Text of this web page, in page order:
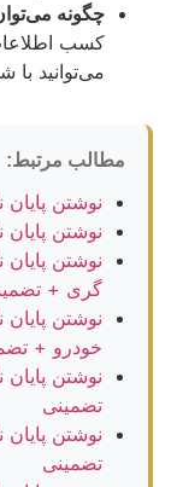
چگونه
کسب
می‌توانید با
مطالب مرتبط:
نوشتن
نوشتن
نوشتن
گری +
نوشتن
خودرو +
نوشتن
تضمینی
نوشتن
تضمینی